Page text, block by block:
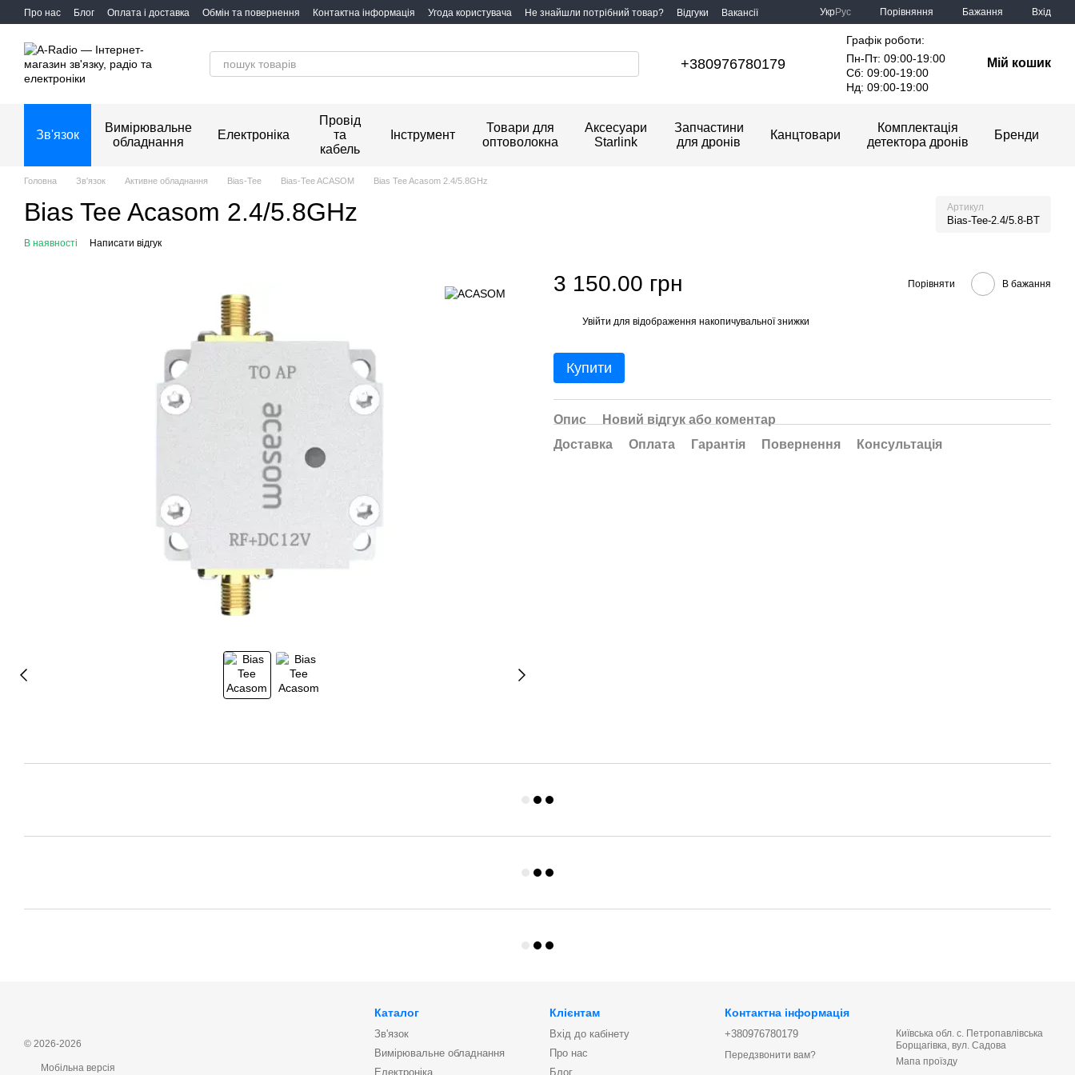
Перейти до основного контенту
Про нас Блог Оплата і доставка Обмін та повернення Контактна інформація Угода користувача Не знайшли потрібний товар? Відгуки Вакансії УкрРус Порівняння Бажання Вхід
+380976780179
Графік роботи:
Пн-Пт: 09:00-19:00
Сб: 09:00-19:00
Нд: 09:00-19:00
Мій кошик
Зв'язок
Вимірювальне
обладнання
Електроніка
Провід
та
кабель
Інструмент
Товари для
оптоволокна
Аксесуари
Starlink
Запчастини
для дронів
Канцтовари
Комплектація
детектора дронів
Бренди
Головна Зв'язок Активне обладнання Bias-Tee Bias-Tee ACASOM Bias Tee Acasom 2.4/5.8GHz
Bias Tee Acasom 2.4/5.8GHz Артикул
Bias-Tee-2.4/5.8-BT
В наявності Написати відгук
3 150.00 грн Порівняти В бажання
Увійти для відображення накопичувальної знижки
Купити
Опис
Новий відгук або коментар
Доставка
Оплата Гарантія Повернення Консультація
© 2026-2026
Мобільна версія
Каталог
Зв'язок
Вимірювальне обладнання
Електроніка
Клієнтам
Вхід до кабінету
Про нас
Блог
Контактна інформація
+380976780179
Передзвонити вам?
Київська обл. с. Петропавлівська
Борщагівка, вул. Садова
Мапа проїзду